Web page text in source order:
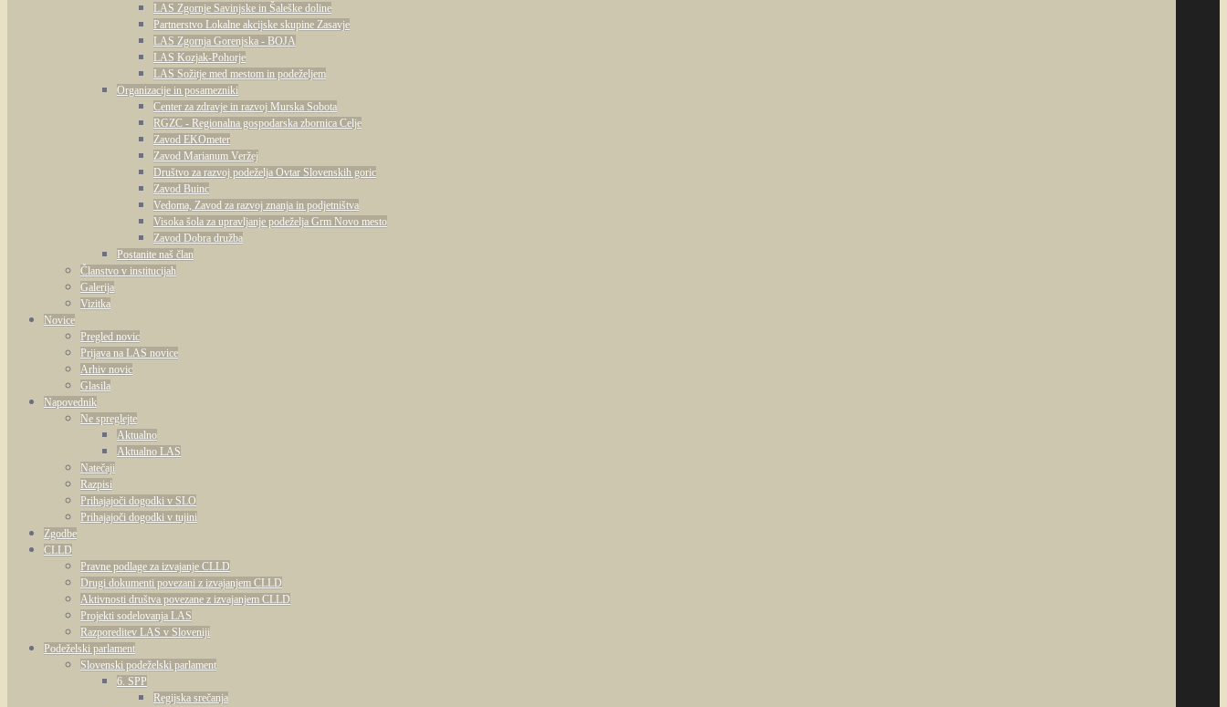
LAS Zgornje Savinjske in Šaleške doline
Partnerstvo Lokalne akcijske skupine Zasavje
LAS Zgornja Gorenjska - BOJA
LAS Kozjak-Pohorje
LAS Sožitje med mestom in podeželjem
Organizacije in posamezniki
Center za zdravje in razvoj Murska Sobota
RGZC - Regionalna gospodarska zbornica Celje
Zavod EKOmeter
Zavod Marianum Veržej
Društvo za razvoj podeželja Ovtar Slovenskih goric
Zavod Buinc
Vedoma, Zavod za razvoj znanja in podjetništva
Visoka šola za upravljanje podeželja Grm Novo mesto
Zavod Dobra družba
Postanite naš član
Članstvo v institucijah
Galerija
Vizitka
Novice
Pregled novic
Prijava na LAS novice
Arhiv novic
Glasila
Napovednik
Ne spreglejte
Aktualno
Aktualno LAS
Natečaji
Razpisi
Prihajajoči dogodki v SLO
Prihajajoči dogodki v tujini
Zgodbe
CLLD
Pravne podlage za izvajanje CLLD
Drugi dokumenti povezani z izvajanjem CLLD
Aktivnosti društva povezane z izvajanjem CLLD
Projekti sodelovanja LAS
Razporeditev LAS v Sloveniji
Podeželski parlament
Slovenski podeželski parlament
6. SPP
Regijska srečanja